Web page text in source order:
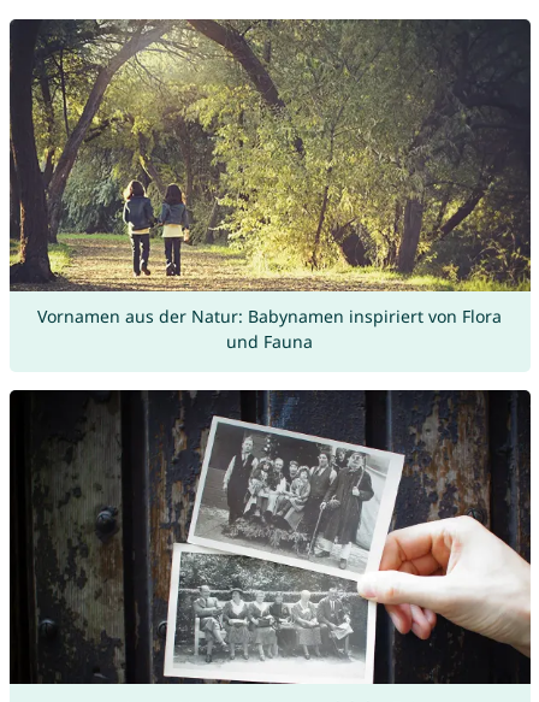
Vornamen aus der Natur: Babynamen inspiriert von Flora
und Fauna